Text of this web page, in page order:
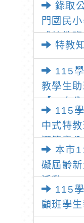
錄取
門國民
式特教
特教
115
教學生
【一次
115
中式特
選簡章
招考】
本市
礙屆齡
活動
115
顧班學